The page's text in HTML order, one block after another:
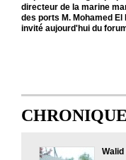
directeur de la marine
des ports M. Mohamed El
invité aujourd'hui du
Walid